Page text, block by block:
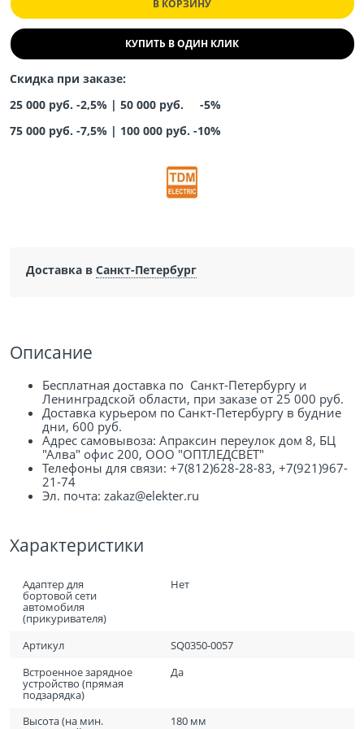
В КОРЗИНУ
КУПИТЬ В ОДИН КЛИК
Скидка при заказе:
25 000 руб. -2,5% | 50 000 руб. -5%
75 000 руб. -7,5% | 100 000 руб. -10%
Доставка в Санкт-Петербург
Описание
Бесплатная доставка по Санкт-Петербургу и
Ленинградской области, при заказе от 25 000 руб.
Доставка курьером по Санкт-Петербургу в будние
дни, 600 руб.
Адрес самовывоза: Апраксин переулок дом 8, БЦ
"Алва" офис 200, ООО "ОПТЛЕДСВЕТ"
Телефоны для связи: +7(812)628-28-83, +7(921)967-
21-74
Эл. почта: zakaz@elekter.ru
Характеристики
Адаптер для
бортовой сети
автомобиля
(прикуривателя)
Нет
Артикул
SQ0350-0057
Встроенное зарядное
устройство (прямая
подзарядка)
Да
Высота (на мин. 180 мм